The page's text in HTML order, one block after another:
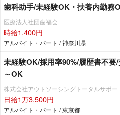
歯科助手/未経験OK・扶養内勤務
医療法人社団歯福会
時給1,400円
アルバイト・パート / 神奈川県
未経験OK/採用率90%/履歴書不要
～OK
株式会社アウトソーシングトータルサポー
日給1万3,500円
アルバイト・パート / 東京都